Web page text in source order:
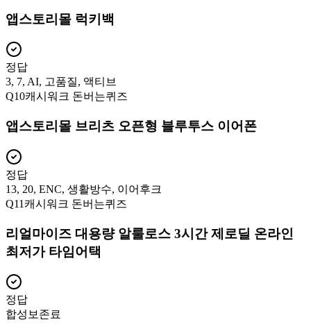
앱스토리몰 럭키백
정답
3, 7, AI, 고품질, 액티브
Q10캐시워크 돈버는퀴즈
앱스토리몰 브리츠 오픈형 블루투스 이어폰
정답
13, 20, ENC, 생활방수, 이어후크
Q11 캐시워크 돈버는퀴즈
리얼마이즈 대용량 알룰로스 3시간 제로딜 온라인
최저가 타임어택
정답
합성보존료